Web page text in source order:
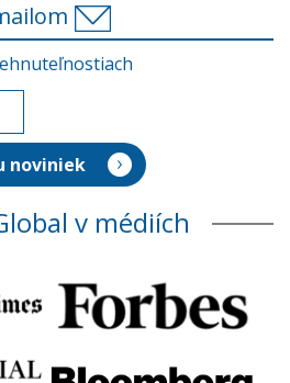
v médiích